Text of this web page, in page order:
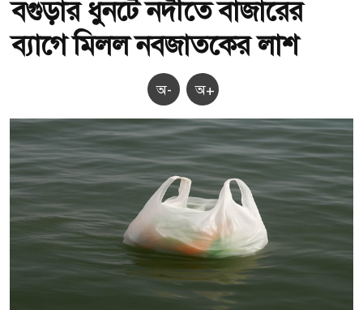
বগুড়ার ধুনটে নদীতে বাজারের
ব্যাগে মিলল নবজাতকের লাশ
অ- অ+